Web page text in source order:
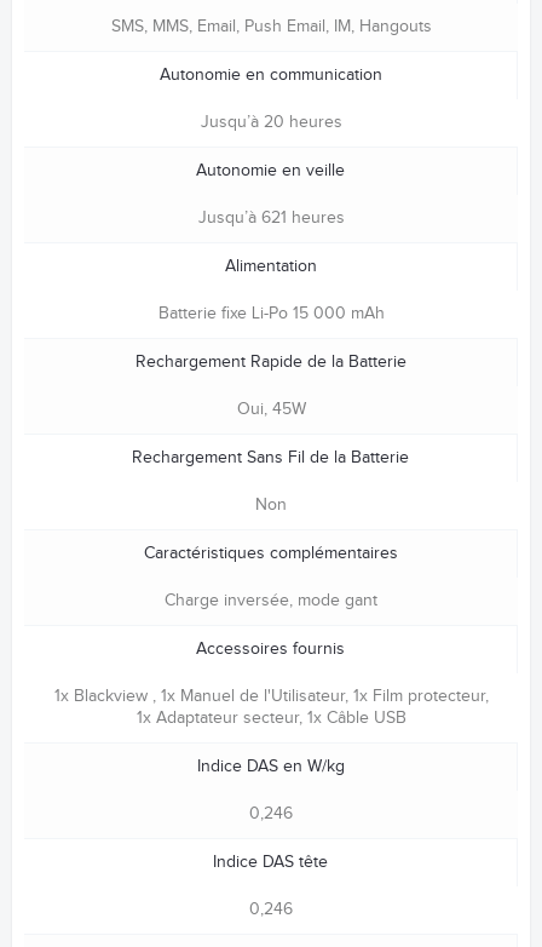
SMS, MMS, Email, Push Email, IM, Hangouts
Autonomie en communication
Jusqu’à 20 heures
Autonomie en veille
Jusqu’à 621 heures
Alimentation
Batterie fixe Li-Po 15 000 mAh
Rechargement Rapide de la Batterie
Oui, 45W
Rechargement Sans Fil de la Batterie
Non
Caractéristiques complémentaires
Charge inversée, mode gant
Accessoires fournis
1x Blackview , 1x Manuel de l'Utilisateur, 1x Film protecteur,
1x Adaptateur secteur, 1x Câble USB
Indice DAS en W/kg
0,246
Indice DAS tête
0,246